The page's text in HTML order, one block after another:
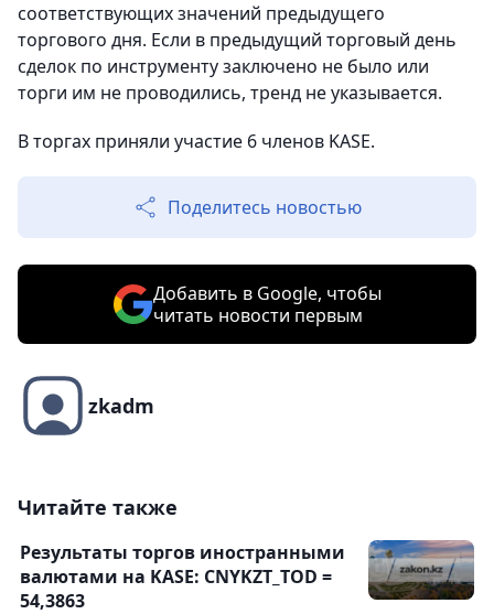
соответствующих значений предыдущего
торгового дня. Если в предыдущий торговый день
сделок по инструменту заключено не было или
торги им не проводились, тренд не указывается.
В торгах приняли участие 6 членов KASE.
Поделитесь новостью
Добавить в Google, чтобы
читать новости первым
zkadm
Читайте также
Результаты торгов иностранными
валютами на KASE: CNYKZT_TOD =
54,3863